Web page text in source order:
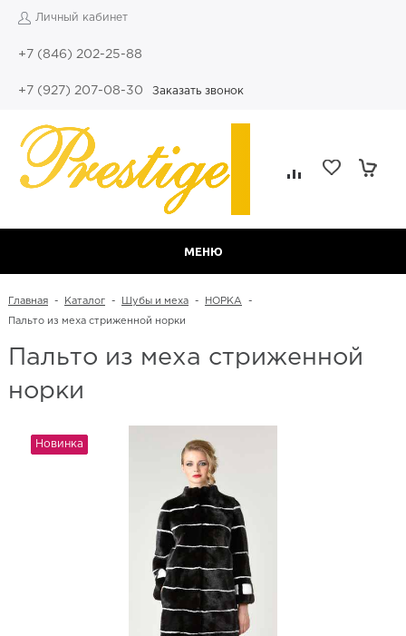
Личный кабинет
+7 (846) 202-25-88
+7 (927) 207-08-30 Заказать звонок
МЕНЮ
Главная - Каталог - Шубы и меха - НОРКА -
Пальто из меха стриженной норки
Пальто из меха стриженной
норки
Новинка